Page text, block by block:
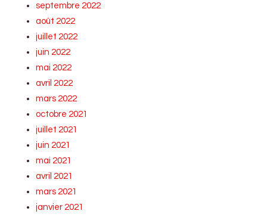
septembre 2022
août 2022
juillet 2022
juin 2022
mai 2022
avril 2022
mars 2022
octobre 2021
juillet 2021
juin 2021
mai 2021
avril 2021
mars 2021
janvier 2021